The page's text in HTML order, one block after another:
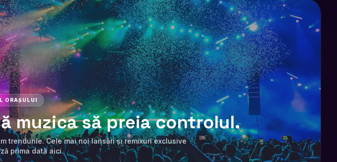
ORAȘULUI
muzica să preia controlul.
trendurile. Cele mai noi lansări și remixuri exclusive
prima dată aici.